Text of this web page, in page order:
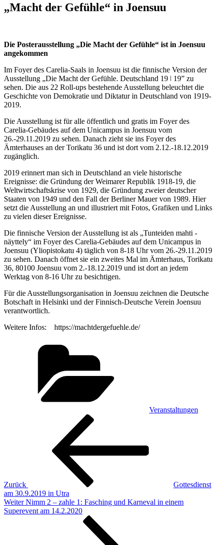
„Macht der Gefühle“ in Joensuu
Die Posterausstellung „Die Macht der Gefühle“ ist in Joensuu
angekommen
Im Foyer des Carelia-Saals in Joensuu ist die finnische Version der
Ausstellung „Die Macht der Gefühle. Deutschland 19 ǀ 19” zu
sehen. Die aus 22 Roll-ups bestehende Ausstellung beleuchtet die
Geschichte von Demokratie und Diktatur in Deutschland von 1919-
2019.
Die Ausstellung ist für alle öffentlich und gratis im Foyer des
Carelia-Gebäudes auf dem Unicampus in Joensuu vom
26.-29.11.2019 zu sehen. Danach zieht sie ins Foyer des
Ämterhauses an der Torikatu 36 und ist dort vom 2.12.-18.12.2019
zugänglich.
2019 erinnert man sich in Deutschland an viele historische
Ereignisse: die Gründung der Weimarer Republik 1918-19, die
Weltwirtschaftskrise von 1929, die Gründung zweier deutscher
Staaten von 1949 und den Fall der Berliner Mauer von 1989. Hier
setzt die Ausstellung an und illustriert mit Fotos, Grafiken und Links
zu vielen dieser Ereignisse.
Die finnische Version der Ausstellung ist als „Tunteiden mahti -
näyttely“ im Foyer des Carelia-Gebäudes auf dem Unicampus in
Joensuu (Yliopistokatu 4) täglich von 8-18 Uhr vom 26.-29.11.2019
zu sehen. Danach öffnet sie ein zweites Mal im Ämterhaus, Torikatu
36, 80100 Joensuu vom 2.-18.12.2019 und ist dort an jedem
Werktag von 8-16 Uhr zu besichtigen.
Für die Ausstellungsorganisation in Joensuu zeichnen die Deutsche
Botschaft in Helsinki und der Finnisch-Deutsche Verein Joensuu
verantwortlich.
Weitere Infos: https://machtdergefuehle.de/
Veranstaltungen
Beitragsnavigation
Zurück
Gottesdienst
am 30.9.2019 in Utra
Nächster
Beitrag
Weiter Nimm 2 – zahle 1: Fasching und Karneval in einem
Superevent am 14.2.2020